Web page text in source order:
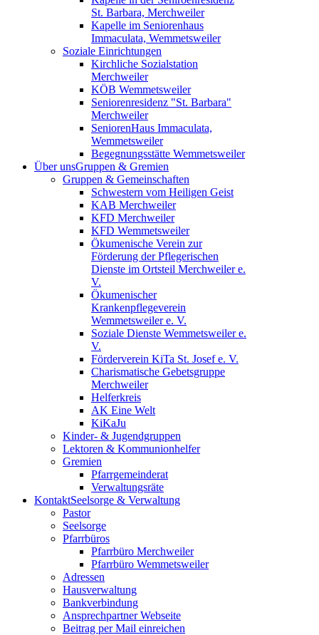
St. Barbara, Merchweiler
Kapelle im Seniorenhaus
Immaculata, Wemmetsweiler
Soziale Einrichtungen
Kirchliche Sozialstation
Merchweiler
KÖB Wemmetsweiler
Seniorenresidenz "St. Barbara"
Merchweiler
SeniorenHaus Immaculata,
Wemmetsweiler
Begegnungsstätte Wemmetsweiler
Über unsGruppen & Gremien
Gruppen & Gemeinschaften
Schwestern vom Heiligen Geist
KAB Merchweiler
KFD Merchweiler
KFD Wemmetsweiler
Ökumenische Verein zur
Förderung der Pflegerischen
Dienste im Ortsteil Merchweiler e.
V.
Ökumenischer
Krankenpflegeverein
Wemmetsweiler e. V.
Soziale Dienste Wemmetsweiler e.
V.
Förderverein KiTa St. Josef e. V.
Charismatische Gebetsgruppe
Merchweiler
Helferkreis
AK Eine Welt
KiKaJu
Kinder- & Jugendgruppen
Lektoren & Kommunionhelfer
Gremien
Pfarrgemeinderat
Verwaltungsräte
KontaktSeelsorge & Verwaltung
Pastor
Seelsorge
Pfarrbüros
Pfarrbüro Merchweiler
Pfarrbüro Wemmetsweiler
Adressen
Hausverwaltung
Bankverbindung
Ansprechpartner Webseite
Beitrag per Mail einreichen